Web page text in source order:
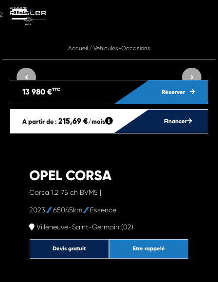
Accueil/ Vehicules-Occasions
Réserver
13 980 €TTC
Financer
A partir de : 215,69 €/mois
OPEL CORSA
Corsa 1.2 75 ch BVM5 |
2023 65045km Essence
Villeneuve-Saint-Germain (02)
Etre rappelé
Devis gratuit